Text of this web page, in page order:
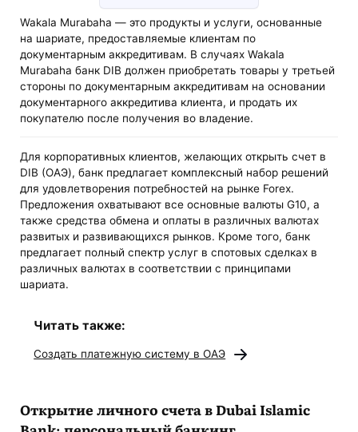
Wakala Murabaha — это продукты и услуги, основанные
на шариате, предоставляемые клиентам по
документарным аккредитивам. В случаях Wakala
Murabaha банк DIB должен приобретать товары у третьей
стороны по документарным аккредитивам на основании
документарного аккредитива клиента, и продать их
покупателю после получения во владение.
Для корпоративных клиентов, желающих открыть счет в
DIB (ОАЭ), банк предлагает комплексный набор решений
для удовлетворения потребностей на рынке Forex.
Предложения охватывают все основные валюты G10, а
также средства обмена и оплаты в различных валютах
развитых и развивающихся рынков. Кроме того, банк
предлагает полный спектр услуг в спотовых сделках в
различных валютах в соответствии с принципами
шариата.
Читать также:
Создать платежную систему в ОАЭ
Открытие личного счета в Dubai Islamic